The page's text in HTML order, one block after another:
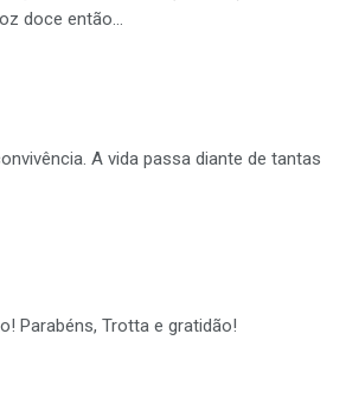
doce então…
A vida passa diante de tantas
Parabéns, Trotta e gratidão!